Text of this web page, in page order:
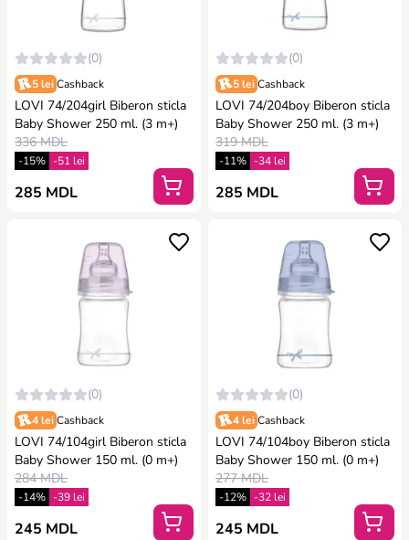
(0)
5 lei Cashback
LOVI 74/204girl Biberon sticla
Baby Shower 250 ml. (3 m+)
336 MDL
-15% -51 lei
285 MDL
(0)
5 lei Cashback
LOVI 74/204boy Biberon sticla
Baby Shower 250 ml. (3 m+)
319 MDL
-11% -34 lei
285 MDL
(0)
4 lei Cashback
LOVI 74/104girl Biberon sticla
Baby Shower 150 ml. (0 m+)
284 MDL
-14% -39 lei
245 MDL
(0)
4 lei Cashback
LOVI 74/104boy Biberon sticla
Baby Shower 150 ml. (0 m+)
277 MDL
-12% -32 lei
245 MDL